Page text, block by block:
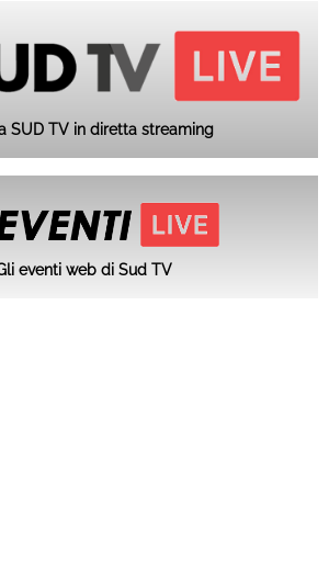
SUD TV in diretta streaming
eventi web di Sud TV